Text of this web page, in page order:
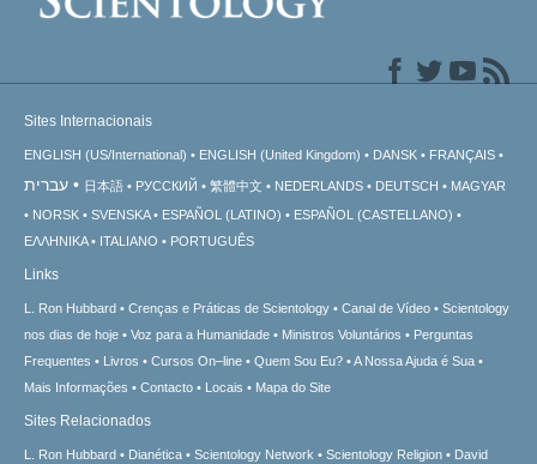
Sites Internacionais
ENGLISH (US/International) ENGLISH (United Kingdom) DANSK FRANÇAIS
עברית 日本語 РУССКИЙ 繁體中文 NEDERLANDS DEUTSCH
MAGYAR
NORSK
SVENSKA ESPAÑOL (LATINO)
ESPAÑOL (CASTELLANO)
ΕΛΛΗΝΙΚA
ITALIANO PORTUGUÊS
Links
L. Ron Hubbard Crenças e Práticas de Scientology Canal de Vídeo
Scientology
nos dias de hoje
Voz para a Humanidade Ministros Voluntários
Perguntas
Frequentes
Livros Cursos On–line Quem Sou Eu?
A Nossa Ajuda é Sua
Mais Informações
Contacto Locais Mapa do Site
Sites Relacionados
L. Ron Hubbard Dianética Scientology Network Scientology Religion David